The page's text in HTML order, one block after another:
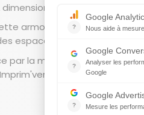
: pour literie 90 ou
armoire lit transforme
espaces de rangement
par la marque Meubles